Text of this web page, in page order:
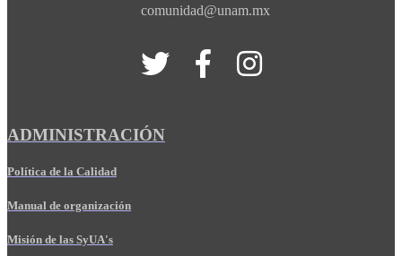
comunidad@unam.mx
ADMINISTRACIÓN
Política de la Calidad
Manual de organización
Misión de las SyUA's